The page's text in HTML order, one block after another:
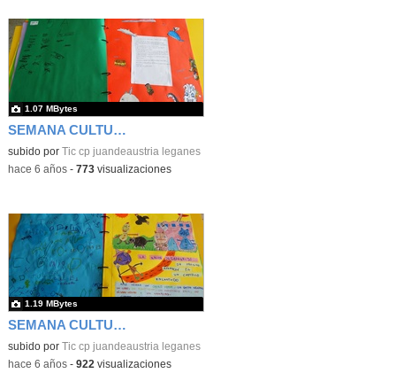
SEMANA CULTURAL DE LOS CUENTOS 42
subido por Tic cp juandeaustria leganes
1.07 MBytes
-hace 6 años- 773visualizaciones
SEMANA CULTURAL DE LOS CUENTOS 44
subido por Tic cp juandeaustria leganes
1.19 MBytes
-hace 6 años- 922 visualizaciones